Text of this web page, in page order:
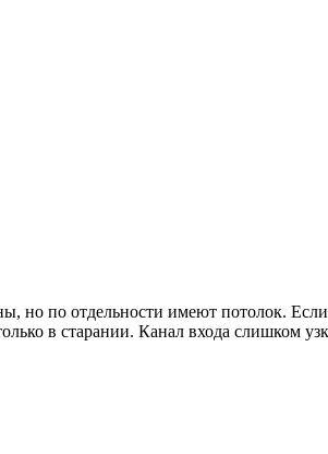
но по отдельности имеют потолок.
в старании. Канал входа слишком